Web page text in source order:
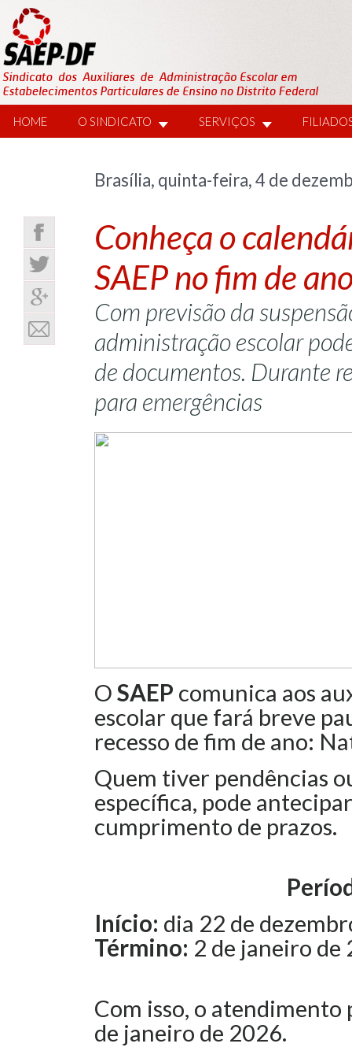
HOME O SINDICATO SERVIÇOS
Brasília, quinta-feira, 4 de
Conheça o
SAEP no fim de
Com previsão da
administração escolar
de documentos. Durante
para emergências
O SAEP comunica aos
escolar que fará breve
recesso de fim de ano:
Quem tiver pendências
específica, pode
cumprimento de prazos.
Início: dia 22 de
Término: 2 de janeiro de
Com isso, o
de janeiro de 2026.